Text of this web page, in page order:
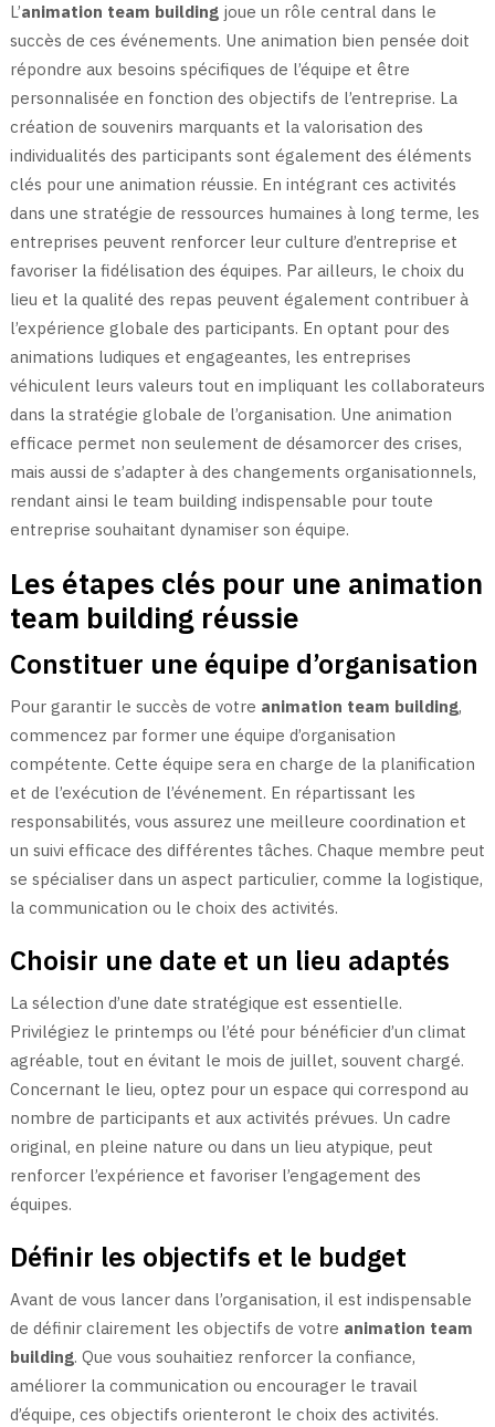
L’animation team buildingjoue un rôle central dans le
succès de ces événements. Une animation bien pensée doit
répondre aux besoins spécifiques de l’équipe et être
personnalisée en fonction des objectifs de l’entreprise. La
création de souvenirs marquants et la valorisation des
individualités des participants sont également des éléments
clés pour une animation réussie. En intégrant ces activités
dans une stratégie de ressources humaines à long terme, les
entreprises peuvent renforcer leur culture d’entreprise et
favoriser la fidélisation des équipes. Par ailleurs, le choix du
lieu et la qualité des repas peuvent également contribuer à
l’expérience globale des participants. En optant pour des
animations ludiques et engageantes, les entreprises
véhiculent leurs valeurs tout en impliquant les collaborateurs
dans la stratégie globale de l’organisation. Une animation
efficace permet non seulement de désamorcer des crises,
mais aussi de s’adapter à des changements organisationnels,
rendant ainsi le team building indispensable pour toute
entreprise souhaitant dynamiser son équipe.
Les étapes clés pour une animation
team building réussie
Constituer une équipe d’organisation
Pour garantir le succès de votre animation team building,
commencez par former une équipe d’organisation
compétente. Cette équipe sera en charge de la planification
et de l’exécution de l’événement. En répartissant les
responsabilités, vous assurez une meilleure coordination et
un suivi efficace des différentes tâches. Chaque membre peut
se spécialiser dans un aspect particulier, comme la logistique,
la communication ou le choix des activités.
Choisir une date et un lieu adaptés
La sélection d’une date stratégique est essentielle.
Privilégiez le printemps ou l’été pour bénéficier d’un climat
agréable, tout en évitant le mois de juillet, souvent chargé.
Concernant le lieu, optez pour un espace qui correspond au
nombre de participants et aux activités prévues. Un cadre
original, en pleine nature ou dans un lieu atypique, peut
renforcer l’expérience et favoriser l’engagement des
équipes.
Définir les objectifs et le budget
Avant de vous lancer dans l’organisation, il est indispensable
de définir clairement les objectifs de votre animation team
building. Que vous souhaitiez renforcer la confiance,
améliorer la communication ou encourager le travail
d’équipe, ces objectifs orienteront le choix des activités.